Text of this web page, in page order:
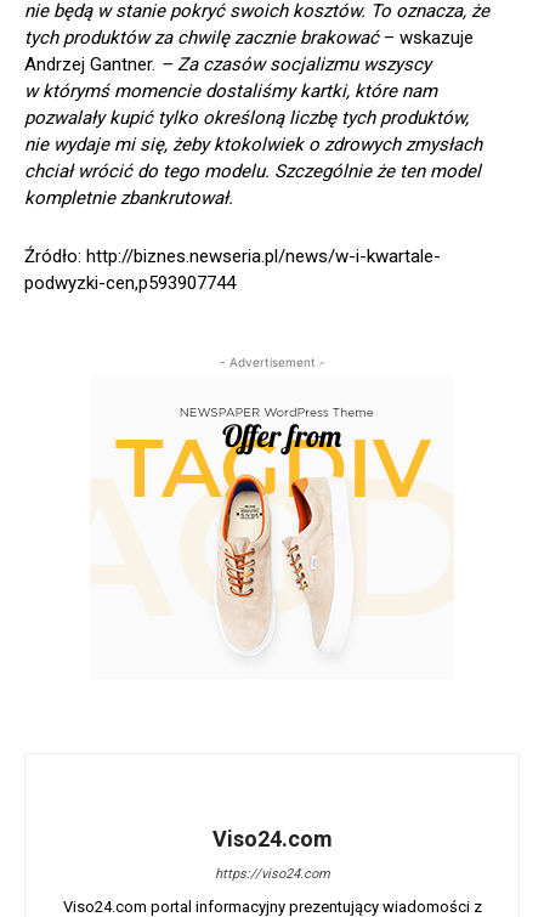
nie będą w stanie pokryć swoich kosztów. To oznacza, że
tych produktów za chwilę zacznie brakować – wskazuje
Andrzej Gantner. – Za czasów socjalizmu wszyscy
w którymś momencie dostaliśmy kartki, które nam
pozwalały kupić tylko określoną liczbę tych produktów,
nie wydaje mi się, żeby ktokolwiek o zdrowych zmysłach
chciał wrócić do tego modelu. Szczególnie że ten model
kompletnie zbankrutował.
Źródło: http://biznes.newseria.pl/news/w-i-kwartale-
podwyzki-cen,p593907744
- Advertisement -
Viso24.com
https://viso24.com
Viso24.com portal informacyjny prezentujący wiadomości z